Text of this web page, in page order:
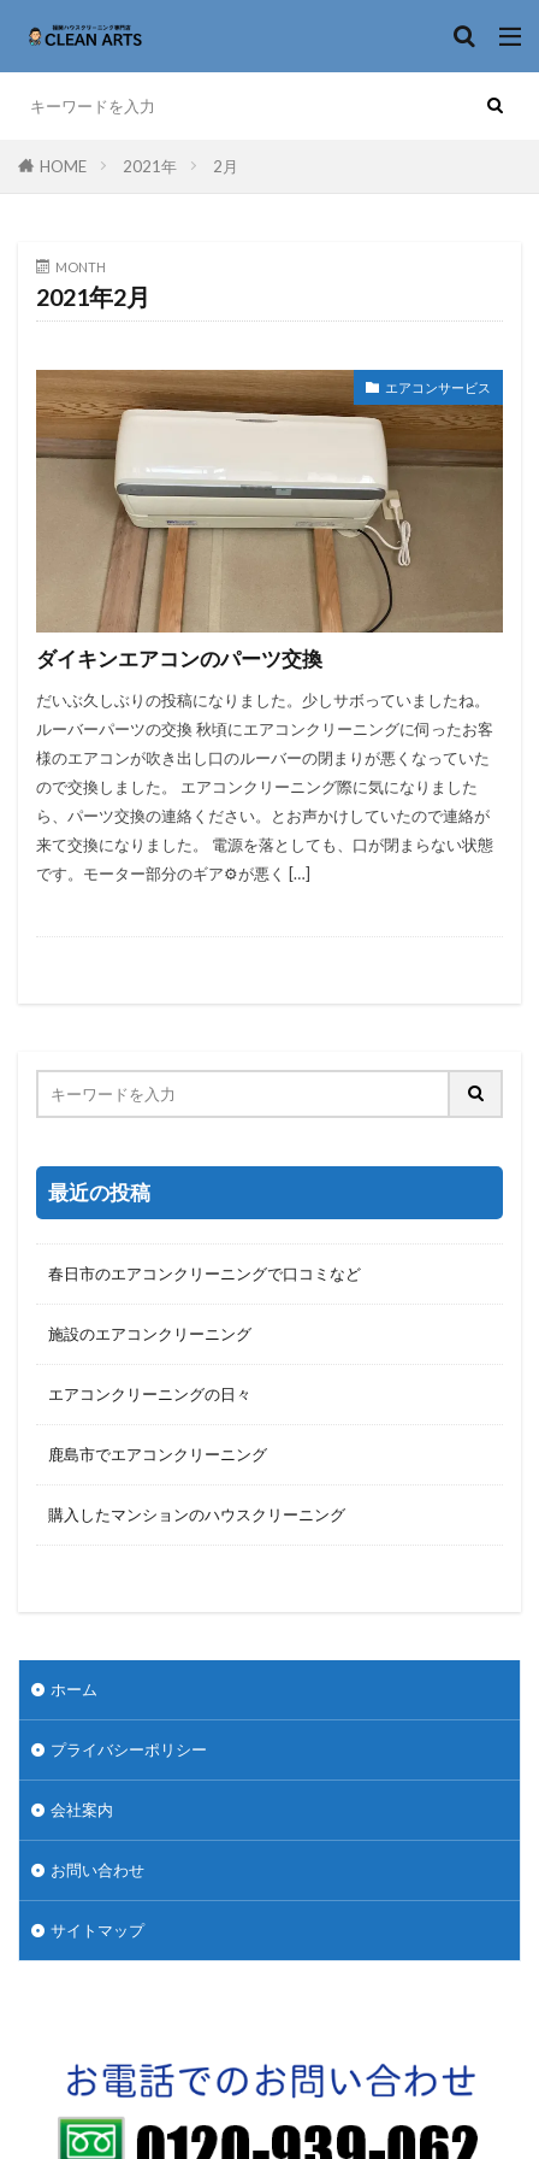
HOME 2021年 2月
MONTH
2021年2月
エアコンサービス
ダイキンエアコンのパーツ交換
だいぶ久しぶりの投稿になりました。少しサボっていましたね。
ルーバーパーツの交換 秋頃にエアコンクリーニングに伺ったお客
様のエアコンが吹き出し口のルーバーの閉まりが悪くなっていた
ので交換しました。 エアコンクリーニング際に気になりました
ら、パーツ交換の連絡ください。とお声かけしていたので連絡が
来て交換になりました。 電源を落としても、口が閉まらない状態
です。モーター部分のギア⚙が悪く […]
最近の投稿
春日市のエアコンクリーニングで口コミなど
施設のエアコンクリーニング
エアコンクリーニングの日々
鹿島市でエアコンクリーニング
購入したマンションのハウスクリーニング
ホーム
プライバシーポリシー
会社案内
お問い合わせ
サイトマップ